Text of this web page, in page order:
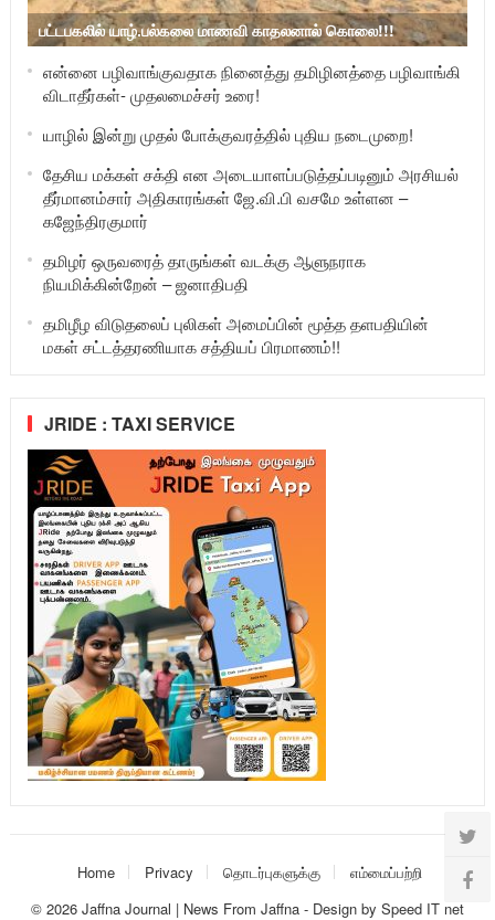
பட்டபகலில் யாழ்.பல்கலை மாணவி காதலனால் கொலை!!!
என்னை பழிவாங்குவதாக நினைத்து தமிழினத்தை பழிவாங்கி
விடாதீர்கள்- முதலமைச்சர் உரை!
யாழில் இன்று முதல் போக்குவரத்தில் புதிய நடைமுறை!
தேசிய மக்கள் சக்தி என அடையாளப்படுத்தப்படினும் அரசியல்
தீர்மானம்சார் அதிகாரங்கள் ஜே.வி.பி வசமே உள்ளன –
கஜேந்திரகுமார்
தமிழர் ஒருவரைத் தாருங்கள் வடக்கு ஆளுநராக
நியமிக்கின்றேன் – ஜனாதிபதி
தமிழீழ விடுதலைப் புலிகள் அமைப்பின் மூத்த தளபதியின்
மகள் சட்டத்தரணியாக சத்தியப் பிரமாணம்!!
JRIDE : TAXI SERVICE
Home Privacy தொடர்புகளுக்கு
எம்மைப்பற்றி
© 2026 Jaffna Journal | News From Jaffna- Design by Speed IT net